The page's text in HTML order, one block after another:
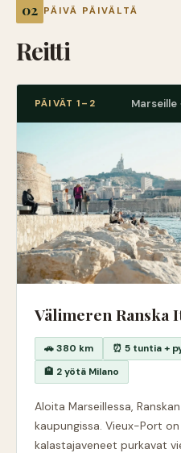
PÄIVÄ PÄIVÄLTÄ
Reitti
PÄIVÄT 1–2 Marseille
Välimeren Ranska
🚗 380 km
⏰ 5 tuntia +
🏨 2 yötä Milano
Aloita Marseillessa,
kaupungissa. Vieux-Port
kalastajaveneet purkavat